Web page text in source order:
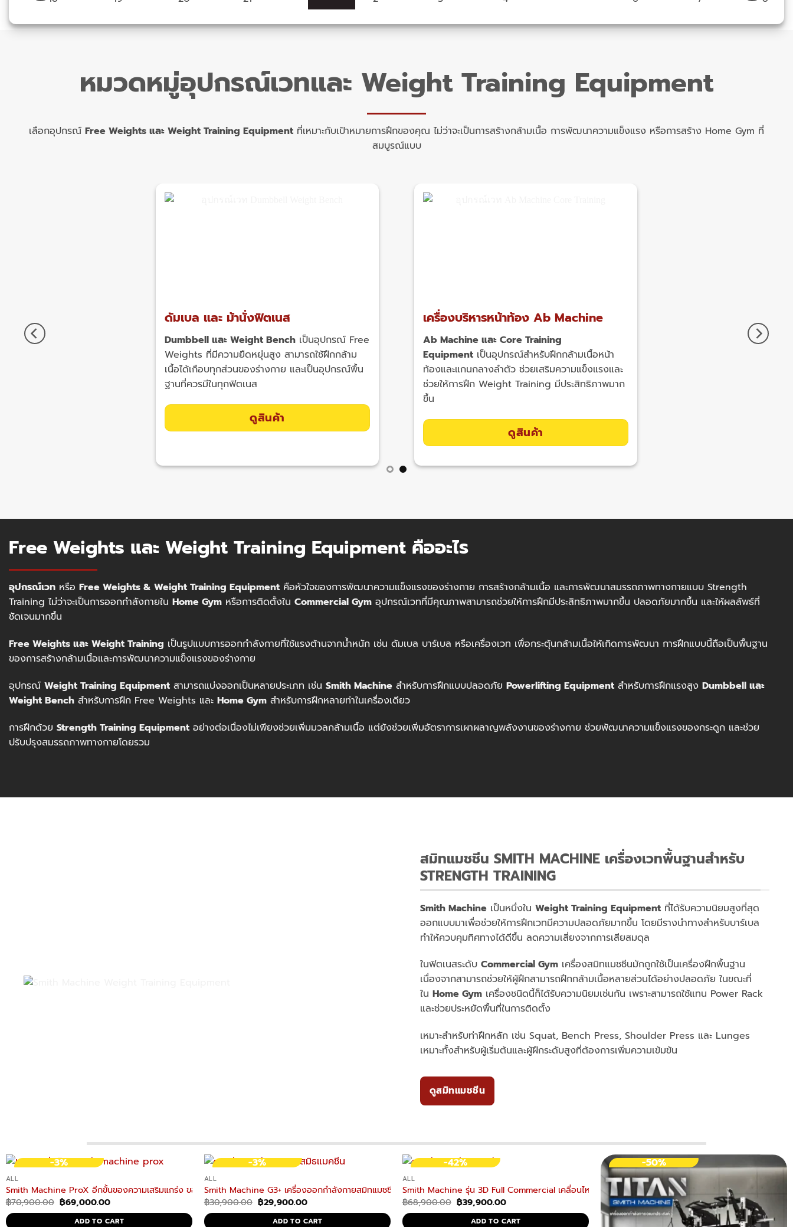
หมวดหมู่อุปกรณ์เวทและ Weight Training Equipment
เลือกอุปกรณ์ Free Weights และ Weight Training Equipment ที่เหมาะกับเป้าหมายการฝึกของคุณ ไม่ว่าจะเป็นการสร้างกล้ามเนื้อ การพัฒนาความแข็งแรง หรือการสร้าง Home Gym ที่
สมบูรณ์แบบ
ดัมเบล และ ม้านั่งฟิตเนส
Dumbbell และ Weight Benchเป็นอุปกรณ์ Free
Weights ที่มีความยืดหยุ่นสูง สามารถใช้ฝึกกล้าม
เนื้อได้เกือบทุกส่วนของร่างกาย และเป็นอุปกรณ์พื้น
ฐานที่ควรมีในทุกฟิตเนส
ดูสินค้า
เครื่องบริหารหน้าท้อง Ab Machine
Ab Machine และ Core Training
Equipmentเป็นอุปกรณ์สำหรับฝึกกล้ามเนื้อหน้า
ท้องและแกนกลางลำตัว ช่วยเสริมความแข็งแรงและ
ช่วยให้การฝึก Weight Training มีประสิทธิภาพมาก
ขึ้น
ดูสินค้า
Free Weights และ Weight Training Equipment คืออะไร
อุปกรณ์เวท หรือ Free Weights & Weight Training Equipment คือหัวใจของการพัฒนาความแข็งแรงของร่างกาย การสร้างกล้ามเนื้อ และการพัฒนาสมรรถภาพทางกายแบบ Strength
Training ไม่ว่าจะเป็นการออกกำลังกายใน Home Gym หรือการติดตั้งใน Commercial Gym อุปกรณ์เวทที่มีคุณภาพสามารถช่วยให้การฝึกมีประสิทธิภาพมากขึ้น ปลอดภัยมากขึ้น และให้ผลลัพธ์ที่
ชัดเจนมากขึ้น
Free Weights และ Weight Training เป็นรูปแบบการออกกำลังกายที่ใช้แรงต้านจากน้ำหนัก เช่น ดัมเบล บาร์เบล หรือเครื่องเวท เพื่อกระตุ้นกล้ามเนื้อให้เกิดการพัฒนา การฝึกแบบนี้ถือเป็นพื้นฐาน
ของการสร้างกล้ามเนื้อและการพัฒนาความแข็งแรงของร่างกาย
อุปกรณ์ Weight Training Equipment สามารถแบ่งออกเป็นหลายประเภท เช่น Smith Machine สำหรับการฝึกแบบปลอดภัย Powerlifting Equipment สำหรับการฝึกแรงสูง Dumbbell และ
Weight Bench สำหรับการฝึก Free Weights และ Home Gym สำหรับการฝึกหลายท่าในเครื่องเดียว
การฝึกด้วย Strength Training Equipment อย่างต่อเนื่องไม่เพียงช่วยเพิ่มมวลกล้ามเนื้อ แต่ยังช่วยเพิ่มอัตราการเผาผลาญพลังงานของร่างกาย ช่วยพัฒนาความแข็งแรงของกระดูก และช่วย
ปรับปรุงสมรรถภาพทางกายโดยรวม
สมิทแมชชีน SMITH MACHINE เครื่องเวทพื้นฐานสำหรับ
STRENGTH TRAINING
Smith Machine เป็นหนึ่งใน Weight Training Equipment ที่ได้รับความนิยมสูงที่สุด
ออกแบบมาเพื่อช่วยให้การฝึกเวทมีความปลอดภัยมากขึ้น โดยมีรางนำทางสำหรับบาร์เบล
ทำให้ควบคุมทิศทางได้ดีขึ้น ลดความเสี่ยงจากการเสียสมดุล
ในฟิตเนสระดับ Commercial Gym เครื่องสมิทแมชชีนมักถูกใช้เป็นเครื่องฝึกพื้นฐาน
เนื่องจากสามารถช่วยให้ผู้ฝึกสามารถฝึกกล้ามเนื้อหลายส่วนได้อย่างปลอดภัย ในขณะที่
ใน Home Gym เครื่องชนิดนี้ก็ได้รับความนิยมเช่นกัน เพราะสามารถใช้แทน Power Rack
และช่วยประหยัดพื้นที่ในการติดตั้ง
เหมาะสำหรับท่าฝึกหลัก เช่น Squat, Bench Press, Shoulder Press และ Lunges
เหมาะทั้งสำหรับผู้เริ่มต้นและผู้ฝึกระดับสูงที่ต้องการเพิ่มความเข้มข้น
ดูสมิทแมชชีน
-3%
ALL
Smith Machine ProX อีกขั้นของความเสริมแกร่ง ของเครื่องออกกำลังกายสมิทแมชชีน
฿70,900.00 Original
price
was:
฿69,000.00Current
price
is:
ADD TO CART
-3%
ALL
Smith Machine G3+ เครื่องออกกำลังกายสมิทแมชชีน อุปกรณ์ออกกำลังกาย โฮมยิม
฿30,900.00 Original
price
was:
฿29,900.00Current
price
is:
ADD TO CART
-42%
ALL
Smith Machine รุ่น 3D Full Commercial เคลื่อนไหวได้อย่างอิสระ เครื่องออกกำลังกายเกรดฟิตเนส
฿68,900.00 Original
price
was:
฿39,900.00Current
price
is:
ADD TO CART
-50%